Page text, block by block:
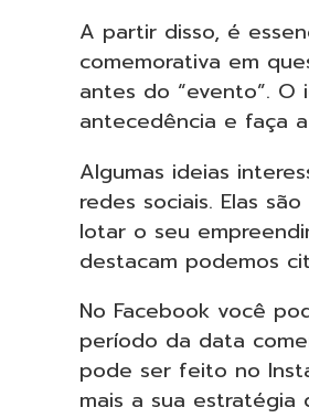
A partir disso, é
comemorativa em
antes do “evento”.
antecedência e faça
Algumas ideias
redes sociais. Elas
lotar o seu
destacam podemos
No Facebook você
período da data
pode ser feito no
mais a sua estratégia